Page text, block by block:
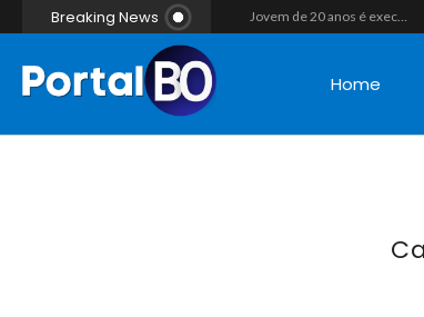
Breaking News Jovem de 20 anos é executado a tiros em rede na companhia da namorada após criminosos invadirem casa fingindo ser policiais em Assú
Home